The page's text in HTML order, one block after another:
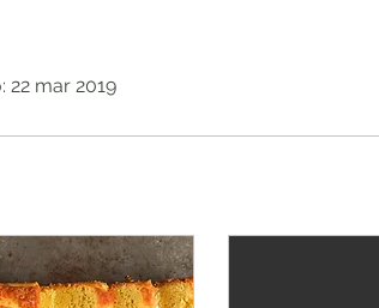
22 mar 2019